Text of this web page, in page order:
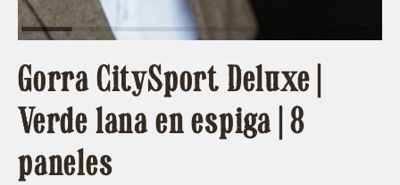
Gorra CitySport Deluxe |
Verde lana en espiga | 8
paneles